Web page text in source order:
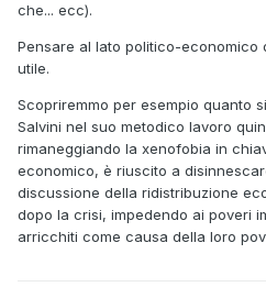
che... ecc).
Pensare al lato politico-economico
utile.
Scopriremmo per esempio quanto
Salvini nel suo metodico lavoro
rimaneggiando la xenofobia in
economico, è riuscito a
discussione della ridistribuzione
dopo la crisi, impedendo ai poveri
arricchiti come causa della loro